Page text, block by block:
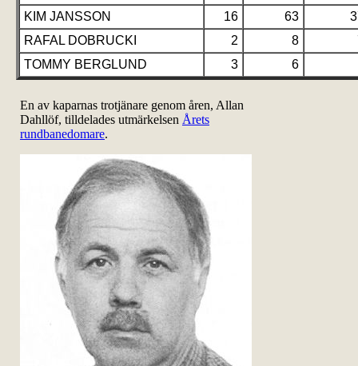
KIM JANSSON
16 63
RAFAL DOBRUCKI
2 8
TOMMY BERGLUND
3 6
En av kaparnas trotjänare genom åren, Allan
Dahllöf, tilldelades utmärkelsen Årets
rundbanedomare.